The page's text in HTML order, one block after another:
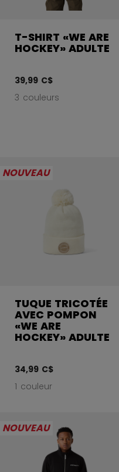
T-SHIRT «WE ARE
HOCKEY» ADULTE
39,99 C$
3 couleurs
NOUVEAU
TUQUE TRICOTÉE
AVEC POMPON
«WE ARE
HOCKEY» ADULTE
34,99 C$
1 couleur
NOUVEAU